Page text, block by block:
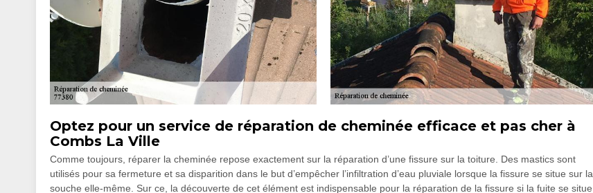
Optez pour un service de réparation de cheminée efficace et pas cher à
Combs La Ville
Comme toujours, réparer la cheminée repose exactement sur la réparation d’une fissure sur la toiture. Des mastics sont
utilisés pour sa fermeture et sa disparition dans le but d’empêcher l’infiltration d’eau pluviale lorsque la fissure se situe sur la
souche elle-même. Sur ce, la découverte de cet élément est indispensable pour la réparation de la fissure si la fuite se situe